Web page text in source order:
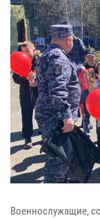
Военнослужащие,